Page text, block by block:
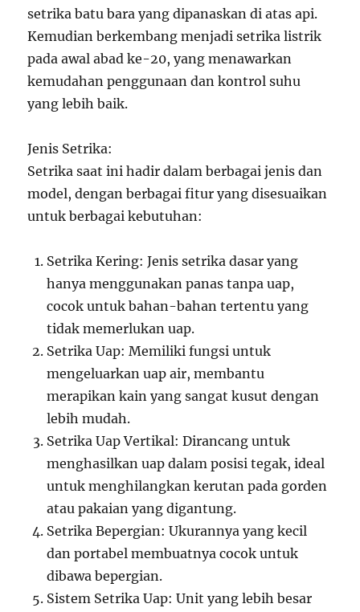
setrika batu bara yang dipanaskan di atas api.
Kemudian berkembang menjadi setrika listrik
pada awal abad ke-20, yang menawarkan
kemudahan penggunaan dan kontrol suhu
yang lebih baik.
Jenis Setrika:
Setrika saat ini hadir dalam berbagai jenis dan
model, dengan berbagai fitur yang disesuaikan
untuk berbagai kebutuhan:
Setrika Kering: Jenis setrika dasar yang
hanya menggunakan panas tanpa uap,
cocok untuk bahan-bahan tertentu yang
tidak memerlukan uap.
Setrika Uap: Memiliki fungsi untuk
mengeluarkan uap air, membantu
merapikan kain yang sangat kusut dengan
lebih mudah.
Setrika Uap Vertikal: Dirancang untuk
menghasilkan uap dalam posisi tegak, ideal
untuk menghilangkan kerutan pada gorden
atau pakaian yang digantung.
Setrika Bepergian: Ukurannya yang kecil
dan portabel membuatnya cocok untuk
dibawa bepergian.
Sistem Setrika Uap: Unit yang lebih besar